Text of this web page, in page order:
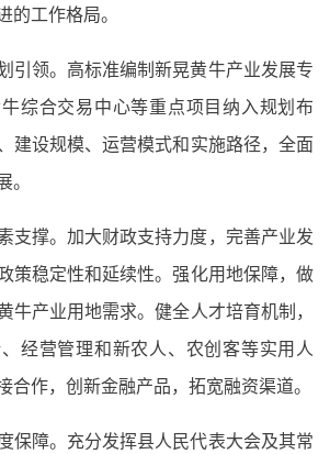
的工作格局。
引领。高标准编制新晃黄牛产业发展专
综合交易中心等重点项目纳入规划布
建设规模、运营模式和实施路径，全面
支撑。加大财政支持力度，完善产业发
策稳定性和延续性。强化用地保障，做
牛产业用地需求。健全人才培育机制，
经营管理和新农人、农创客等实用人
合作，创新金融产品，拓宽融资渠道。
保障。充分发挥县人民代表大会及其常